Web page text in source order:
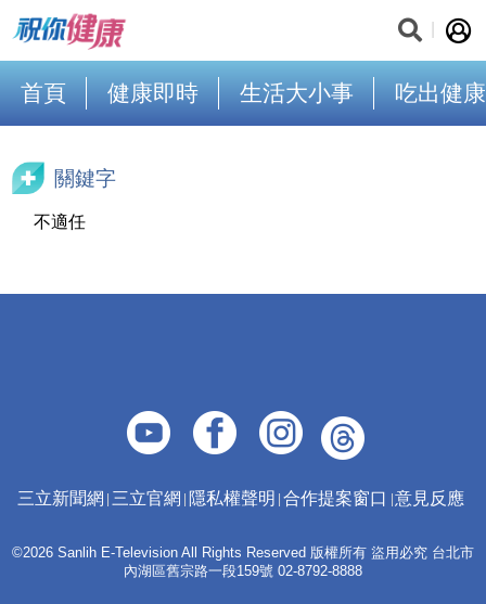
首頁 健康即時 生活大小事 吃出健康
關鍵字
不適任
三立新聞網 三立官網 隱私權聲明 合作提案窗口 意見反應
©2026 Sanlih E-Television All Rights Reserved 版權所有 盜用必究 台北市
內湖區舊宗路一段159號 02-8792-8888